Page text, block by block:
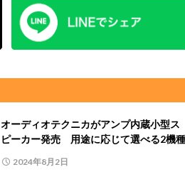
オーディオテクニカがアンプ内蔵小型ス
ピーカー発売 用途に応じて選べる2機種
2024年8月2日